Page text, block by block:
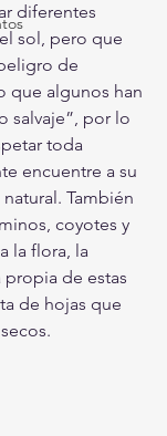
diferentes
sol, pero que
de
que algunos han
salvaje”, por lo
toda
encuentre a su
También
coyotes y
la flora, la
de estas
de hojas que